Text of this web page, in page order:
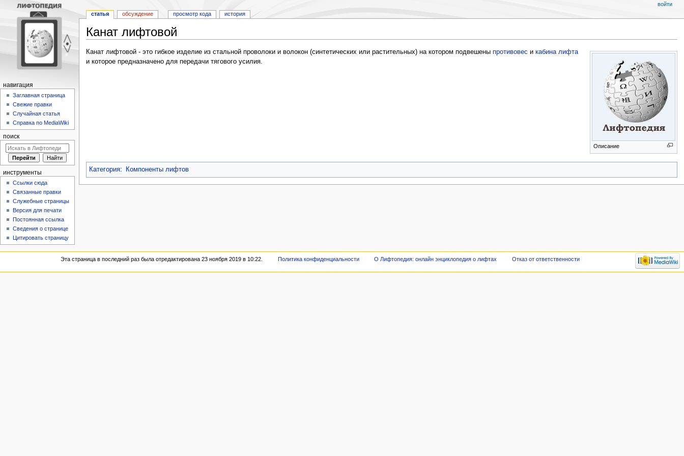
Канат лифтовой
Перейти
к
Перейти
к
Описание
Канат лифтовой - это гибкое изделие из стальной проволоки и волокон (синтетических или растительных) на котором подвешены противовес и кабина лифта
и которое предназначено для передачи тягового усилия.
Категория: Компоненты лифтов
статья обсуждение просмотр кода история
войти
навигация
Заглавная страница
Свежие правки
Случайная статья
Справка по MediaWiki
поиск
инструменты
Ссылки сюда
Связанные правки
Служебные страницы
Версия для печати
Постоянная ссылка
Сведения о странице
Цитировать страницу
Эта страница в последний раз была отредактирована 23 ноября 2019 в 10:22. Политика конфиденциальности О Лифтопедия: онлайн энциклопедия о лифтах Отказ от ответственности